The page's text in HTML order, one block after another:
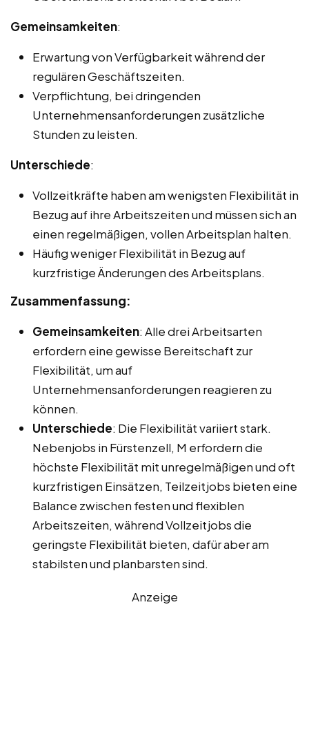
Gemeinsamkeiten:
Erwartung von Verfügbarkeit während der
regulären Geschäftszeiten.
Verpflichtung, bei dringenden
Unternehmensanforderungen zusätzliche
Stunden zu leisten.
Unterschiede:
Vollzeitkräfte haben am wenigsten Flexibilität in
Bezug auf ihre Arbeitszeiten und müssen sich an
einen regelmäßigen, vollen Arbeitsplan halten.
Häufig weniger Flexibilität in Bezug auf
kurzfristige Änderungen des Arbeitsplans.
Zusammenfassung:
Gemeinsamkeiten: Alle drei Arbeitsarten
erfordern eine gewisse Bereitschaft zur
Flexibilität, um auf
Unternehmensanforderungen reagieren zu
können.
Unterschiede: Die Flexibilität variiert stark.
Nebenjobs in Fürstenzell, M erfordern die
höchste Flexibilität mit unregelmäßigen und oft
kurzfristigen Einsätzen, Teilzeitjobs bieten eine
Balance zwischen festen und flexiblen
Arbeitszeiten, während Vollzeitjobs die
geringste Flexibilität bieten, dafür aber am
stabilsten und planbarsten sind.
Anzeige